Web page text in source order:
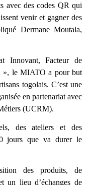
avec des codes QR qui
venir et gagner des
Dermane Moutala,
Innovant, Facteur de
», le MIATO a pour but
togolais. C’est une
en partenariat avec
(UCRM).
des ateliers et des
jours que va durer le
des produits, de
un lieu d’échanges de